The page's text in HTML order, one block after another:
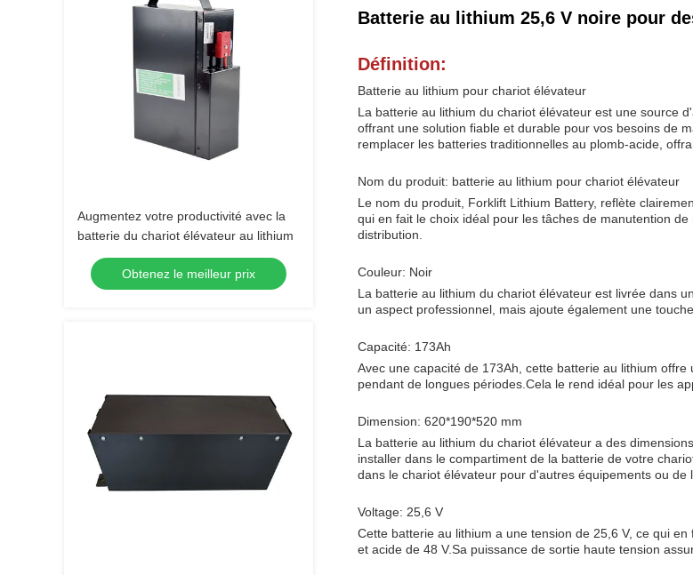
Augmentez votre productivité avec la
batterie du chariot élévateur au lithium
Obtenez le meilleur prix
Batterie au lithium 25,6 V noire pour
Définition:
Batterie au lithium pour chariot élévateur
La batterie au lithium du chariot élévateur est une source
offrant une solution fiable et durable pour vos besoins de
remplacer les batteries traditionnelles au plomb-acide,
Nom du produit: batterie au lithium pour chariot élévateur
Le nom du produit, Forklift Lithium Battery, reflète
qui en fait le choix idéal pour les tâches de manutention
distribution.
Couleur: Noir
La batterie au lithium du chariot élévateur est livrée dans
un aspect professionnel, mais ajoute également une
Capacité: 173Ah
Avec une capacité de 173Ah, cette batterie au lithium
pendant de longues périodes.Cela le rend idéal pour les
Dimension: 620*190*520 mm
La batterie au lithium du chariot élévateur a des
installer dans le compartiment de la batterie de votre
dans le chariot élévateur pour d'autres équipements ou de
Voltage: 25,6 V
Cette batterie au lithium a une tension de 25,6 V, ce qui
et acide de 48 V.Sa puissance de sortie haute tension